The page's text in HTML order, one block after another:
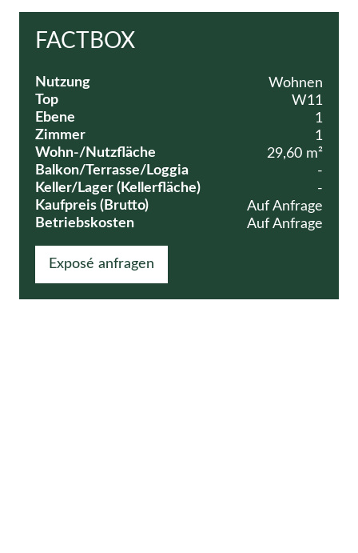
FACTBOX
Nutzung
Wohnen
Top
W11
Ebene
1
Zimmer
1
Wohn-/Nutzfläche
29,60 m²
Balkon/Terrasse/Loggia
-
Keller/Lager (Kellerfläche)
-
Kaufpreis (Brutto)
Auf Anfrage
Betriebskosten
Auf Anfrage
Exposé anfragen